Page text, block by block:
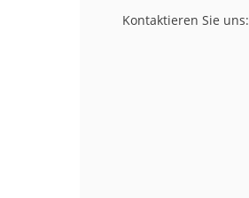
Kontaktieren Sie uns: